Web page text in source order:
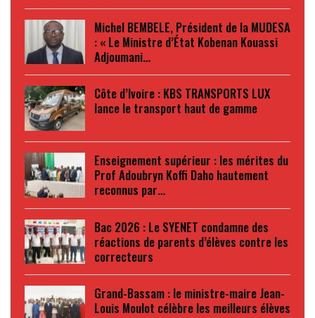
Michel BEMBELE, Président de la MUDESA
: « Le Ministre d’État Kobenan Kouassi
Adjoumani…
Côte d’Ivoire : KBS TRANSPORTS LUX
lance le transport haut de gamme
Enseignement supérieur : les mérites du
Prof Adoubryn Koffi Daho hautement
reconnus par…
Bac 2026 : Le SYENET condamne des
réactions de parents d’élèves contre les
correcteurs
Grand-Bassam : le ministre-maire Jean-
Louis Moulot célèbre les meilleurs élèves